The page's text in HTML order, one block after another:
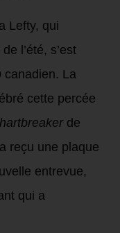
Lefty, qui
l’été, s’est
canadien. La
cette percée
de
reçu une plaque
entrevue,
qui a